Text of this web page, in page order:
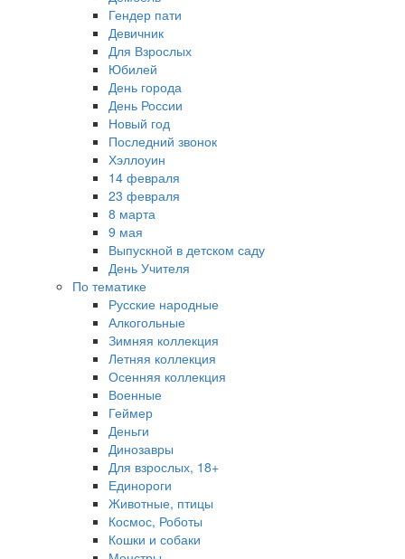
Гендер пати
Девичник
Для Взрослых
Юбилей
День города
День России
Новый год
Последний звонок
Хэллоуин
14 февраля
23 февраля
8 марта
9 мая
Выпускной в детском саду
День Учителя
По тематике
Русские народные
Алкогольные
Зимняя коллекция
Летняя коллекция
Осенняя коллекция
Военные
Геймер
Деньги
Динозавры
Для взрослых, 18+
Единороги
Животные, птицы
Космос, Роботы
Кошки и собаки